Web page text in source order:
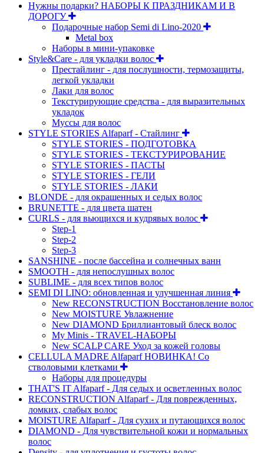
Нужны подарки? НАБОРЫ К ПРАЗДНИКАМ И В
ДОРОГУ
Подарочные набор Semi di Lino-2020
Metal box
Наборы в мини-упаковке
Style&Care - для укладки волос
Престайлинг - для послушности, термозащиты,
легкой укладки
Лаки для волос
Текстурирующие средства - для выразительных
укладок
Муссы для волос
STYLE STORIES Alfaparf - Стайлинг
STYLE STORIES - ПОДГОТОВКА
STYLE STORIES - ТЕКСТУРИРОВАНИЕ
STYLE STORIES - ПАСТЫ
STYLE STORIES - ГЕЛИ
STYLE STORIES - ЛАКИ
BLONDE - для окрашенных и седых волос
BRUNETTE - для цвета шатен
CURLS - для вьющихся и кудрявых волос
Step-1
Step-2
Step-3
SANSHINE - после бассейна и солнечных ванн
SMOOTH - для непослушных волос
SUBLIME - для всех типов волос
SEMI DI LINO: обновленная и улучшенная линия
New RECONSTRUCTION Восстановление волос
New MOISTURE Увлажнение
New DIAMOND Бриллиантовый блеск волос
My Minis - TRAVEL-НАБОРЫ
New SCALP CARE Уход за кожей головы
CELLULA MADRE Alfaparf НОВИНКА! Со
стволовыми клетками
Наборы для процедуры
THAT'S IT Alfaparf - Для седых и осветленных волос
RECONSTRUCTION Alfaparf - Для поврежденных,
ломких, слабых волос
MOISTURE Alfaparf - Для сухих и путающихся волос
DIAMOND - Для чувствительной кожи и нормальных
волос